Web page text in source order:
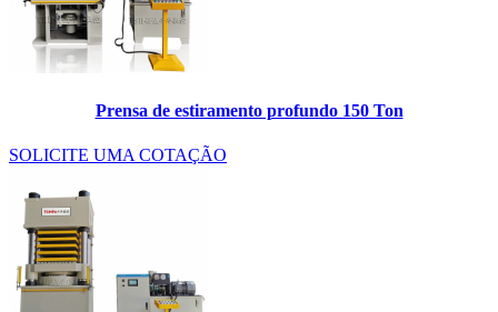
Prensa de estiramento profundo 150 Ton
SOLICITE UMA COTAÇÃO